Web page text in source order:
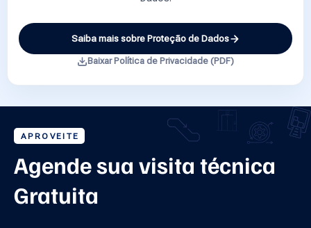
Saiba mais sobre Proteção de Dados
Baixar Política de Privacidade (PDF)
APROVEITE
Agende sua visita técnica
Gratuita